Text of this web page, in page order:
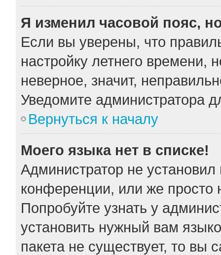
Я изменил часовой пояс,
Если вы уверены, что
настройку летнего времени,
неверное, значит,
Уведомите администратора
Вернуться к началу
Моего языка нет в списке!
Администратор не
конференции, или же просто
Попробуйте узнать у
установить нужный вам
пакета не существует, то вы